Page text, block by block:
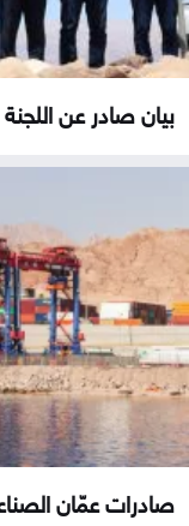
بيان صادر عن
صادرات عمّان الصناعية